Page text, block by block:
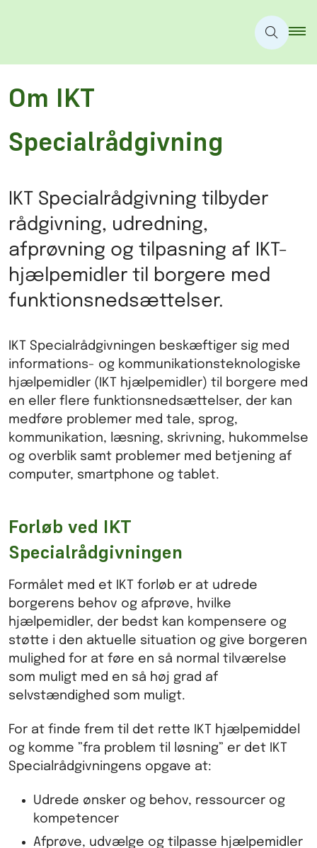
Om IKT
Specialrådgivning
IKT Specialrådgivning tilbyder
rådgivning, udredning,
afprøvning og tilpasning af IKT-
hjælpemidler til borgere med
funktionsnedsættelser.
IKT Specialrådgivningen beskæftiger sig med
informations- og kommunikationsteknologiske
hjælpemidler (IKT hjælpemidler) til borgere med
en eller flere funktionsnedsættelser, der kan
medføre problemer med tale, sprog,
kommunikation, læsning, skrivning, hukommelse
og overblik samt problemer med betjening af
computer, smartphone og tablet.
Forløb ved IKT
Specialrådgivningen
Formålet med et IKT forløb er at udrede
borgerens behov og afprøve, hvilke
hjælpemidler, der bedst kan kompensere og
støtte i den aktuelle situation og give borgeren
mulighed for at føre en så normal tilværelse
som muligt med en så høj grad af
selvstændighed som muligt.
For at finde frem til det rette IKT hjælpemiddel
og komme ”fra problem til løsning” er det IKT
Specialrådgivningens opgave at:
Udrede ønsker og behov, ressourcer og
kompetencer
Afprøve, udvælge og tilpasse hjælpemidler